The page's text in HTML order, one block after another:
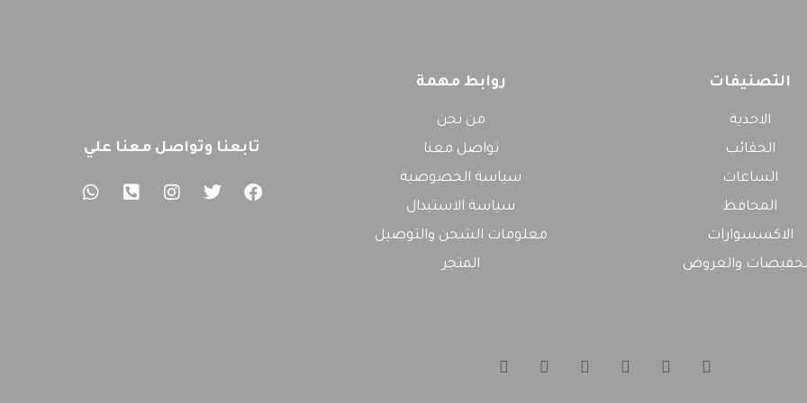
التصنيفات
الاحذية
الحقائب
الساعات
المحافظ
الاكسسوارات
والعروض
روابط مهمة
من نحن
تواصل معنا
سياسة الخصوصية
سياسة الاستبدال
معلومات الشحن والتوصيل
المتجر
تابعنا وتواصل معنا علي